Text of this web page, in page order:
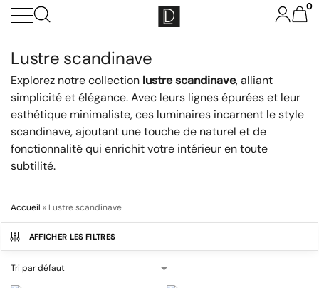
0
Lustre scandinave
Explorez notre collection lustre scandinave, alliant
simplicité et élégance. Avec leurs lignes épurées et leur
esthétique minimaliste, ces luminaires incarnent le style
scandinave, ajoutant une touche de naturel et de
fonctionnalité qui enrichit votre intérieur en toute
subtilité.
Accueil » Lustre scandinave
AFFICHER LES FILTRES